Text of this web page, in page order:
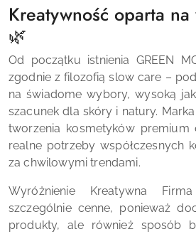
Kreatywność oparta na
🌿
Od początku istnienia GREEN
zgodnie z filozofią slow care –
na świadome wybory, wysoką
szacunek dla skóry i natury.
tworzenia kosmetyków premium
realne potrzeby współczesnych
za chwilowymi trendami.
Wyróżnienie Kreatywna
szczególnie cenne, ponieważ
produkty, ale również sposób